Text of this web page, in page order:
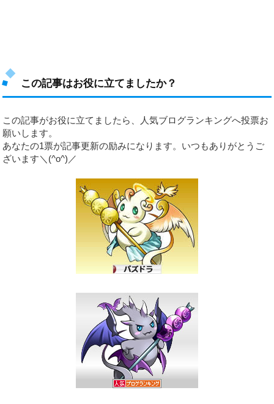
この記事はお役に立てましたか？
この記事がお役に立てましたら、人気ブログランキングへ投票お
願いします。
あなたの1票が記事更新の励みになります。いつもありがとうご
ざいます＼(^o^)／